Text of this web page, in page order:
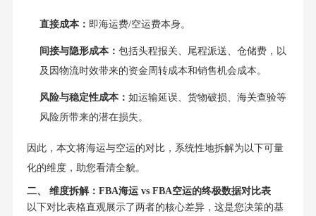
直接成本： 即海运费/空运费本身。
间接与隐形成本： 包括头程报关、尾程派送、仓储费，以
及因物流时效带来的资金周转成本和销售机会成本。
风险与稳定性成本： 如运输延误、货物破损、海关查验等
风险所带来的潜在损失。
因此，本文将海运与空运的对比，系统性地拆解为以下可量
化的维度，助您看清全貌。
二、 维度拆解：FBA海运 vs FBA空运的终极数据对比表
以下对比表格直观展示了两者的核心差异，这是您决策的基